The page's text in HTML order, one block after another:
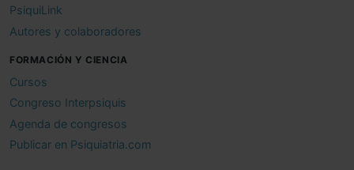
PsiquiLink
Autores y colaboradores
FORMACIÓN Y CIENCIA
Cursos
Congreso Interpsiquis
Agenda de congresos
Publicar en Psiquiatria.com